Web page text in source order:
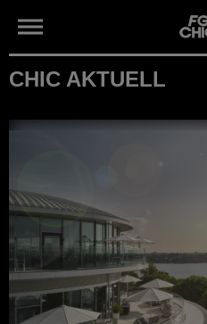
CHIC AKTUELL